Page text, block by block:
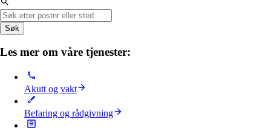
Søk
Les mer om våre tjenester:
Akutt og vakt
Befaring og rådgivning